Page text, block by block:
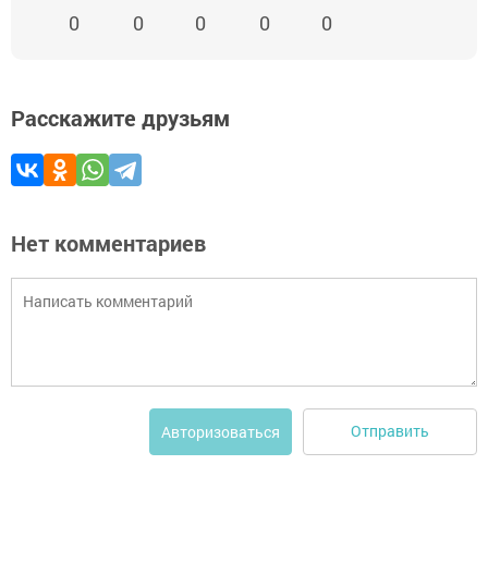
0 0 0 0 0
Расскажите друзьям
Нет комментариев
Авторизоваться Отправить